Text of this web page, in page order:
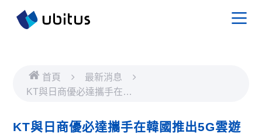
首頁
最新消息
KT與日商優必達攜手在韓
KT與日商優必達攜手在韓國推出5G雲遊